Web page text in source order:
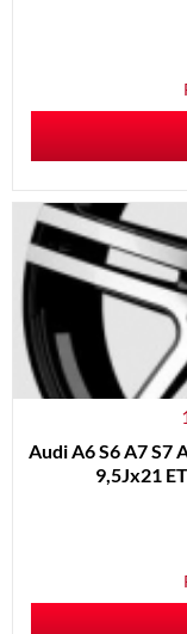
Audi A6 S6 A7 S7
9,5Jx21